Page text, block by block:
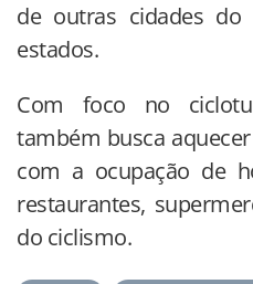
de outras cidades
estados.
Com foco no
também busca
com a ocupação de
restaurantes,
do ciclismo.